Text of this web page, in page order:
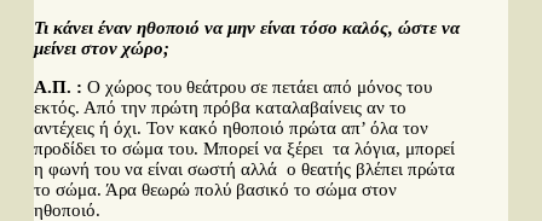
Τι κάνει έναν ηθοποιό να μην είναι τόσο καλός, ώστε να
μείνει στον χώρο;
Α.Π. : Ο χώρος του θεάτρου σε πετάει από μόνος του
εκτός. Από την πρώτη πρόβα καταλαβαίνεις αν το
αντέχεις ή όχι. Τον κακό ηθοποιό πρώτα απ’ όλα τον
προδίδει το σώμα του. Μπορεί να ξέρει τα λόγια, μπορεί
η φωνή του να είναι σωστή αλλά ο θεατής βλέπει πρώτα
το σώμα. Άρα θεωρώ πολύ βασικό το σώμα στον
ηθοποιό.